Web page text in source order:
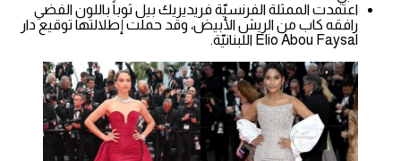
اعتمدت الممثلة الفرنسيّة فريديريك بيل ثوباً باللون الفضي
رافقه كاب من الريش الأبيض، وقد حملت إطلالتها توقيع دار
Elio Abou Faysal اللبنانيّة.